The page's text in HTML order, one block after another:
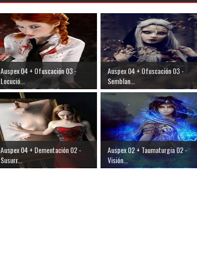
Auspex 04 + Ofuscación 03 -
Locució...
Auspex 04 + Ofuscación 03 -
Semblan...
Auspex 04 + Dementación 02 -
Susurr...
Auspex 02 + Taumaturgia 02 -
Visión...